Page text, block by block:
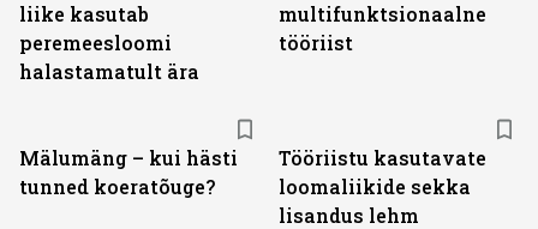
liike kasutab
peremeesloomi
halastamatult ära
multifunktsionaalne
tööriist
Mälumäng – kui hästi
tunned koeratõuge?
Tööriistu kasutavate
loomaliikide sekka
lisandus lehm